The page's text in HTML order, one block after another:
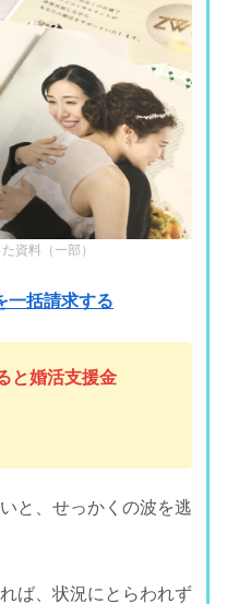
資料（一部）
一括請求する
と婚活支援金
と、せっかくの波を逃
ば、状況にとらわれず